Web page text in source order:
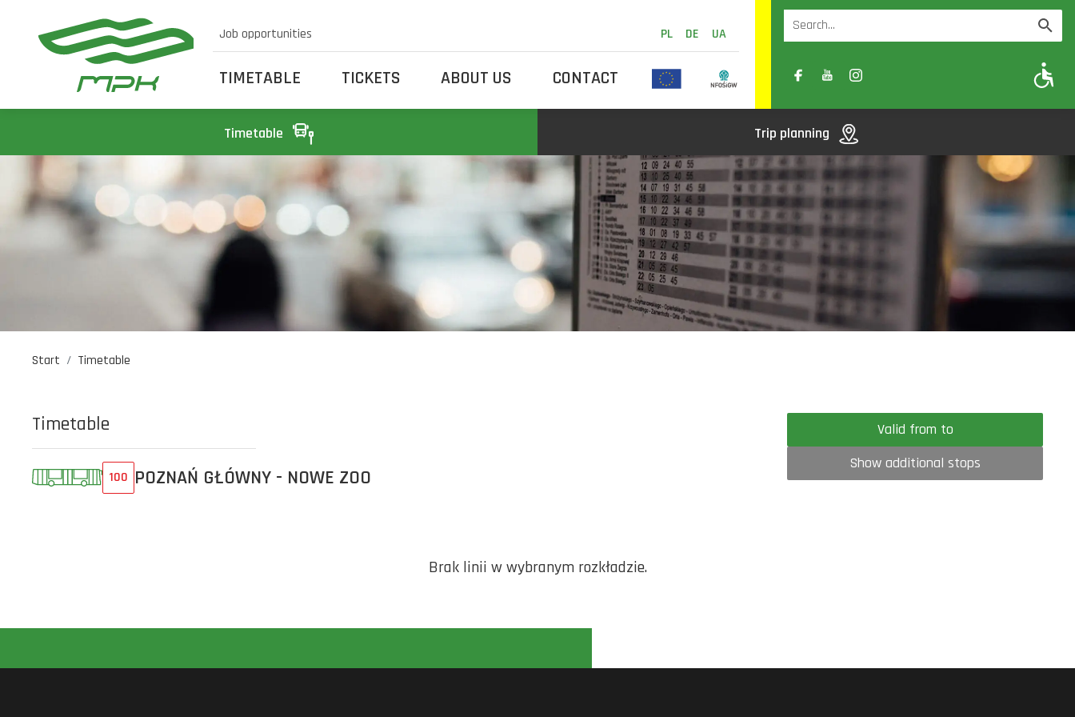
Job opportunities PL DE UA
TIMETABLE TICKETS ABOUT US CONTACT A- A A+
Timetable Trip planning
Start Timetable
Timetable
100 POZNAŃ GŁÓWNY - NOWE ZOO
Valid from to
Show additional stops
Brak linii w wybranym rozkładzie.